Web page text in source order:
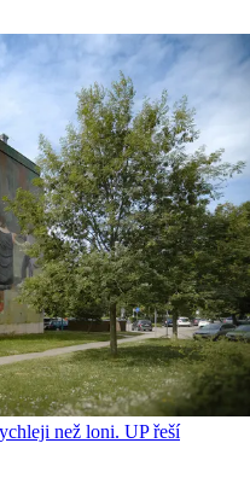
než loni. UP řeší